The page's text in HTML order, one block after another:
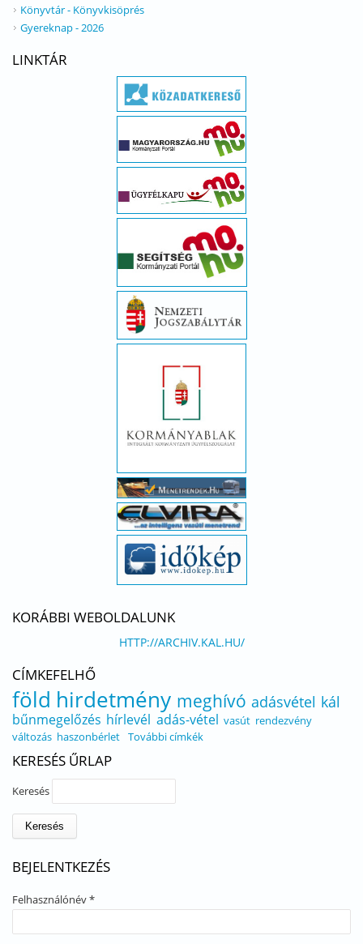
Könyvtár - Könyvkisöprés
Gyereknap - 2026
LINKTÁR
KORÁBBI WEBOLDALUNK
HTTP://ARCHIV.KAL.HU/
CÍMKEFELHŐ
föld hirdetmény meghívó adásvétel kál
bűnmegelőzés hírlevél adás-vétel vasút rendezvény
változás haszonbérlet További címkék
KERESÉS ŰRLAP
Keresés
BEJELENTKEZÉS
Felhasználónév*